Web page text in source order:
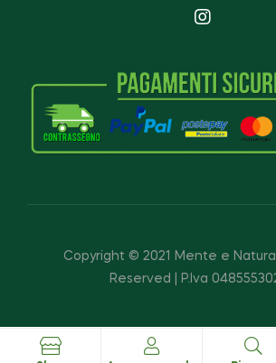
Copyright © 2021 Mente e Natura
Reserved | P.Iva